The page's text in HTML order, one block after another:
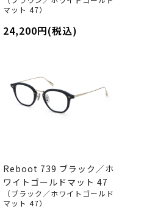
マット 47）
24,200円(税込)
Reboot 739 ブラック／ホ
ワイトゴールドマット 47
（ブラック／ホワイトゴールド
マット 47）